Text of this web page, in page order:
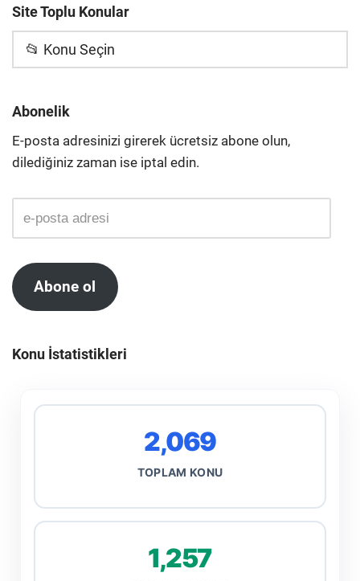
Site Toplu Konular
📂 Konu Seçin
Abonelik
E-posta adresinizi girerek ücretsiz abone olun,
dilediğiniz zaman ise iptal edin.
Abone ol
Konu İstatistikleri
2,069
TOPLAM KONU
1,257